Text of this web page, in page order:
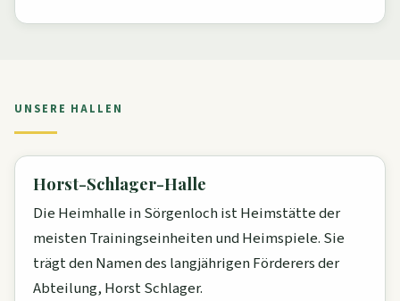
UNSERE HALLEN
Horst-Schlager-Halle
Die Heimhalle in Sörgenloch ist Heimstätte der
meisten Trainingseinheiten und Heimspiele. Sie
trägt den Namen des langjährigen Förderers der
Abteilung, Horst Schlager.